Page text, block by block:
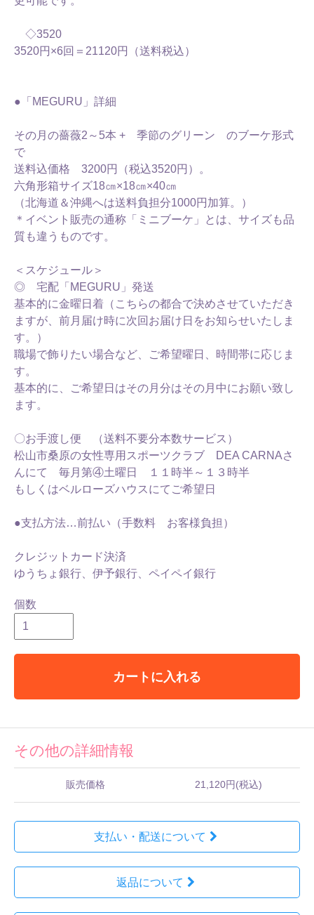
◇3520
3520円×6回＝21120円（送料税込）
●「MEGURU」詳細
その月の薔薇2～5本 + 季節のグリーン のブーケ形式
で
送料込価格 3200円（税込3520円）。
六角形箱サイズ18㎝×18㎝×40㎝
（北海道＆沖縄へは送料負担分1000円加算。）
＊イベント販売の通称「ミニブーケ」とは、サイズも品
質も違うものです。
＜スケジュール＞
◎ 宅配「MEGURU」発送
基本的に金曜日着（こちらの都合で決めさせていただき
ますが、前月届け時に次回お届け日をお知らせいたしま
す。）
職場で飾りたい場合など、ご希望曜日、時間帯に応じま
す。
基本的に、ご希望日はその月分はその月中にお願い致し
ます。
〇お手渡し便 （送料不要分本数サービス）
松山市桑原の女性専用スポーツクラブ DEA CARNAさ
んにて 毎月第④土曜日 １１時半～１３時半
もしくはベルローズハウスにてご希望日
●支払方法…前払い（手数料 お客様負担）
クレジットカード決済
ゆうちょ銀行、伊予銀行、ペイペイ銀行
個数
カートに入れる
その他の詳細情報
販売価格 21,120円(税込)
支払い・配送について
返品について